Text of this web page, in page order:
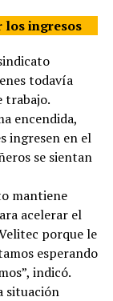
los ingresos
todavía
trabajo.
encendida,
ingresen en el
se sientan
mantiene
acelerar el
porque le
esperando
indicó.
situación